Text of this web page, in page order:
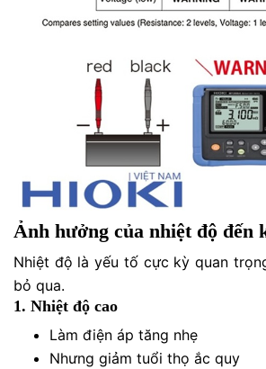
Ảnh hưởng của nhiệt độ đến
Nhiệt độ là yếu tố cực kỳ quan
bỏ qua.
1. Nhiệt độ cao
Làm điện áp tăng nhẹ
Nhưng giảm tuổi thọ ắc quy